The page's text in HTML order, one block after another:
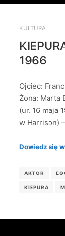
KULTURA
1966
Ojciec:
Żona: Marta
(ur. 16 maja
w Harrison)
Dowiedz się
AKTOR
KIEPURA